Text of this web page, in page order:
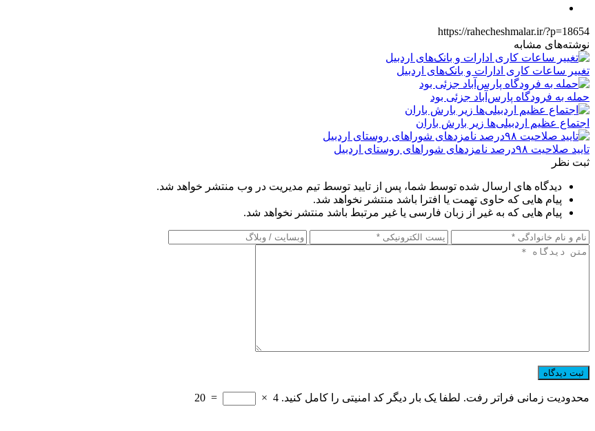
https://rahecheshmalar.ir/?p=18654
نوشته‌های مشابه
تغییر ساعات کاری ادارات و بانک‌های اردبیل
حمله به فرودگاه پارس‌‌آباد جزئی بود
اجتماع عظیم اردبیلی‌ها زیر بارش باران
تایید صلاحیت ۹۸درصد نامزدهای شوراهای روستای اردبیل
ثبت نظر
دیدگاه های ارسال شده توسط شما، پس از تایید توسط تیم مدیریت در وب منتشر خواهد شد.
پیام هایی که حاوی تهمت یا افترا باشد منتشر نخواهد شد.
پیام هایی که به غیر از زبان فارسی یا غیر مرتبط باشد منتشر نخواهد شد.
محدودیت زمانی فراتر رفت. لطفا یک بار دیگر کد امنیتی را کامل کنید. 4
×
=
20